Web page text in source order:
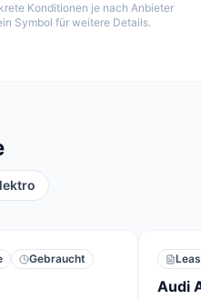
Konditionen je nach Anbieter
Symbol für weitere Details.
Gebraucht
Audi